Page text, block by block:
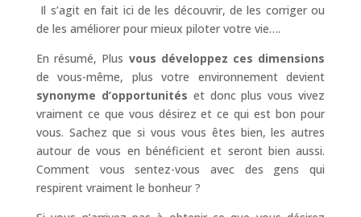
Il s’agit en fait ici de les découvrir, de les corriger ou
de les améliorer pour mieux piloter votre vie….
En résumé, Plus vous développez ces dimensions
de vous-même, plus votre environnement devient
synonyme d’opportunités et donc plus vous vivez
vraiment ce que vous désirez et ce qui est bon pour
vous. Sachez que si vous vous êtes bien, les autres
autour de vous en bénéficient et seront bien aussi.
Comment vous sentez-vous avec des gens qui
respirent vraiment le bonheur ?